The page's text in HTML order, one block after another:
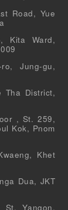
Road, Yue
Kita Ward,
Jung-gu,
Tha District,
, St. 259,
Kok, Pnom
Khet
Dua, JKT
St, Yangon,